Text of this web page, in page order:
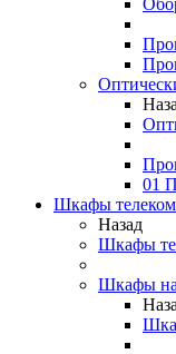
01
Шкафы
Назад
Шкафы
Шкафы